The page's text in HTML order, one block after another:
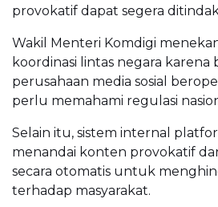
provokatif dapat segera
Wakil Menteri Komdigi
koordinasi lintas negara karena
perusahaan media sosial
perlu memahami regulasi
Selain itu, sistem internal
menandai konten provokatif
secara otomatis untuk
terhadap masyarakat.